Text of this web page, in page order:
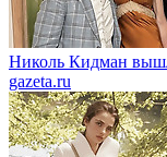
Николь Кидман
gazeta.ru